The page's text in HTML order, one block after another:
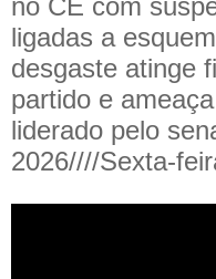
no CE com
ligadas a
desgaste atinge
partido e
liderado pelo
2026////Sexta-